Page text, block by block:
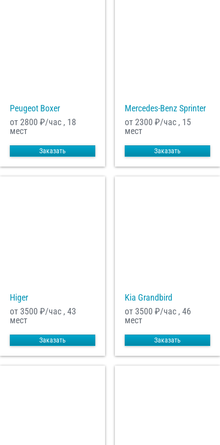
Peugeot Boxer
от 2800 ₽/час , 18
мест
Заказать
Mercedes-Benz Sprinter
от 2300 ₽/час , 15
мест
Заказать
Higer
от 3500 ₽/час , 43
мест
Заказать
Kia Grandbird
от 3500 ₽/час , 46
мест
Заказать